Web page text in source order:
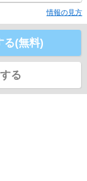
情報の見方
る(無料)
る